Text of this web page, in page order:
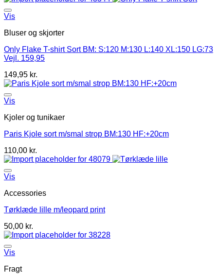
Vis
Bluser og skjorter
Only Flake T-shirt Sort BM: S:120 M:130 L:140 XL:150 LG:73
Vejl. 159,95
149,95 kr.
Vis
Kjoler og tunikaer
Paris Kjole sort m/smal strop BM:130 HF:+20cm
110,00 kr.
Vis
Accessories
Tørklæde lille m/leopard print
50,00 kr.
Vis
Fragt